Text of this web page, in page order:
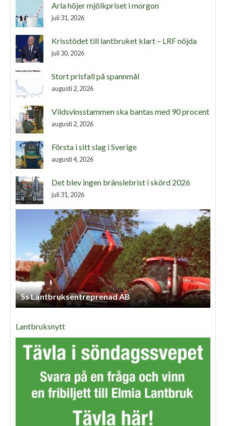
Arla höjer mjölkpriset i morgon
juli 31, 2026
Krisstödet till lantbruket klart – LRF nöjda
juli 30, 2026
Stort prisfall på spannmål
augusti 2, 2026
Vildsvinsstammen ska bantas med 90 procent
augusti 2, 2026
Första i sitt slag i Sverige
augusti 4, 2026
Det blev ingen bränslebrist i skörd 2026
juli 31, 2026
Ss Lantbruksentreprenad AB
Lantbruksnytt